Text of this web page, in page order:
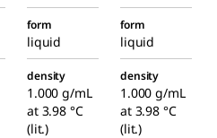
form
liquid
form
liquid
density
1.000 g/mL
at 3.98 °C
(lit.)
density
1.000 g/mL
at 3.98 °C
(lit.)